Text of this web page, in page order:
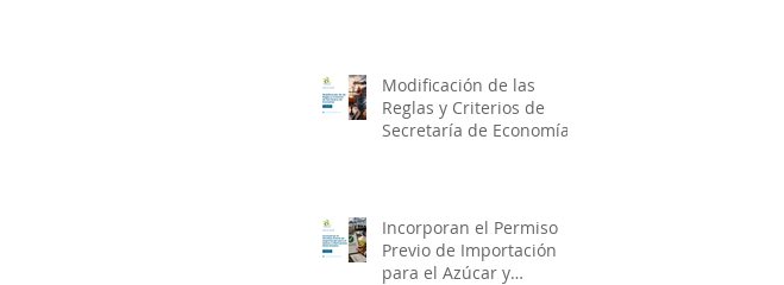
Modificación de las
Reglas y Criterios de
Secretaría de Economía
Incorporan el Permiso
Previo de Importación
para el Azúcar y